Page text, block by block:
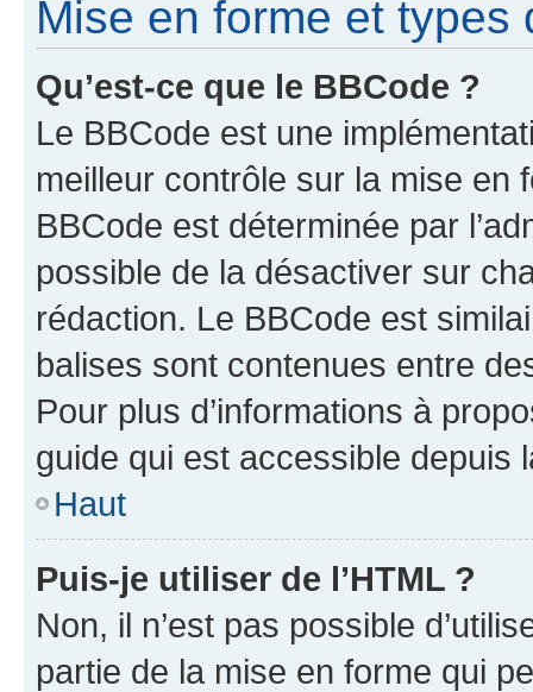
Mise en forme et types
Qu’est-ce que le BBCode ?
Le BBCode est une
meilleur contrôle sur la mise en
BBCode est déterminée par
possible de la désactiver sur
rédaction. Le BBCode est
balises sont contenues entre
Pour plus d’informations à
guide qui est accessible depuis
Haut
Puis-je utiliser de l’HTML ?
Non, il n’est pas possible
partie de la mise en forme qui